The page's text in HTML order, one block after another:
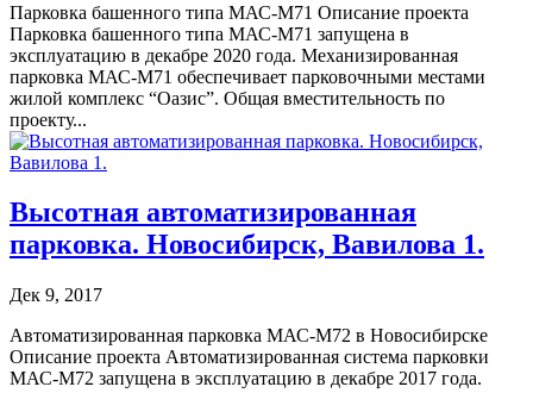
Парковка башенного типа МАС-М71 Описание проекта
Парковка башенного типа МАС-М71 запущена в
эксплуатацию в декабре 2020 года. Механизированная
парковка МАС-М71 обеспечивает парковочными местами
жилой комплекс “Оазис”. Общая вместительность по
проекту...
Высотная автоматизированная
парковка. Новосибирск, Вавилова 1.
Дек 9, 2017
Автоматизированная парковка МАС-М72 в Новосибирске
Описание проекта Автоматизированная система парковки
МАС-М72 запущена в эксплуатацию в декабре 2017 года.